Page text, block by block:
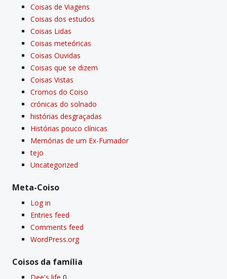
Coisas de Viagens
Coisas dos estudos
Coisas Lidas
Coisas meteóricas
Coisas Ouvidas
Coisas que se dizem
Coisas Vistas
Cromos do Coiso
crónicas do solnado
histórias desgraçadas
Histórias pouco clí­nicas
Memórias de um Ex-Fumador
tejo
Uncategorized
Meta-Coiso
Log in
Entries feed
Comments feed
WordPress.org
Coisos da famí­lia